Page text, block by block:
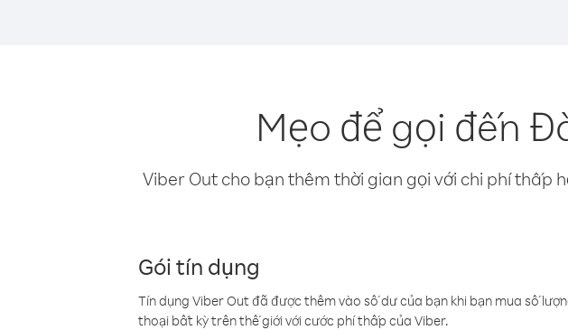
Mẹo để gọi đến
Viber Out cho bạn thêm thời gian gọi với chi phí thấp
Gói tín dụng
Tín dụng Viber Out đã được thêm vào số dư của bạn khi bạn mua số
thoại bất kỳ trên thế giới với cước phí thấp của Viber.